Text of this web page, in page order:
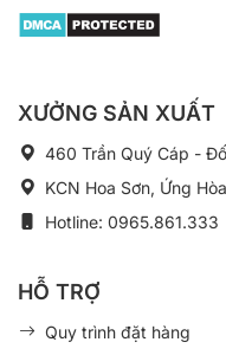
XƯỞNG SẢN XUẤT
460 Trần Quý Cáp -
KCN Hoa Sơn, Ứng
Hotline: 0965.861.333
HỖ TRỢ
Quy trình đặt hàng